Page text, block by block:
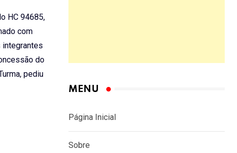
HC 94685,
com
integrantes
do
pediu
MENU
Página Inicial
Sobre